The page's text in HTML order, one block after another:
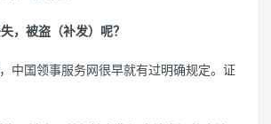
，被盗（补发）呢？
中国领事服务网很早就有过明确规定。证